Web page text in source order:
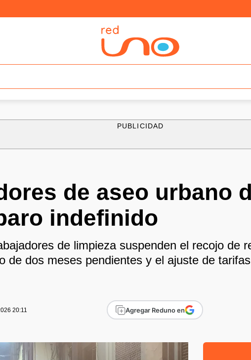
PUBLICIDAD
de aseo urbano
indefinido
de limpieza suspenden el recojo de
de dos meses pendientes y el ajuste de
20:11 Agregar Reduno en